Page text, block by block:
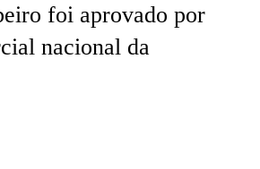
foi aprovado por
nacional da